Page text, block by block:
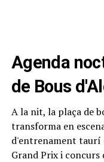
Agenda
de Bous
A la nit, la plaça de
transforma en
d'entrenament taurí
Grand Prix i concurs